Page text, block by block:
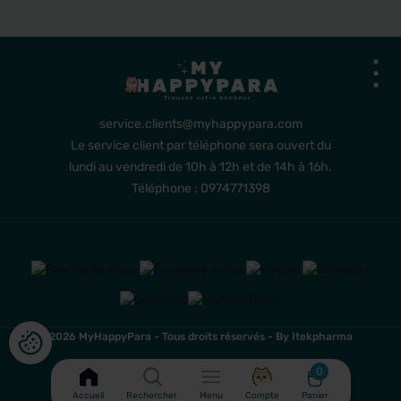
service.clients@myhappypara.com
Le service client par téléphone sera ouvert du
lundi au vendredi de 10h à 12h et de 14h à 16h.
Téléphone : 0974771398
2026 MyHappyPara - Tous droits réservés - By Itekpharma
Accueil Rechercher Menu Compte
0
Panier